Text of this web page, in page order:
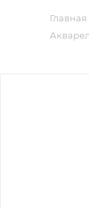
Главная